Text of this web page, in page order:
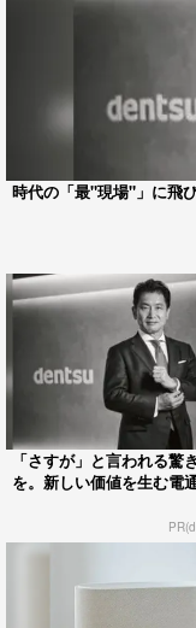
時代の「最"現場"」に飛
「さすが」と言われる驚
を。新しい価値を生む電